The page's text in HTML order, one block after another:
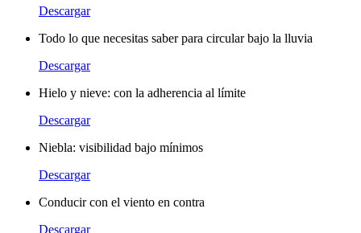
Descargar
Todo lo que necesitas saber para circular bajo la lluvia
Descargar
Hielo y nieve: con la adherencia al límite
Descargar
Niebla: visibilidad bajo mínimos
Descargar
Conducir con el viento en contra
Descargar